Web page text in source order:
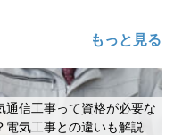
もっと見る
通信工事って資格が必要な
電気工事との違いも解説